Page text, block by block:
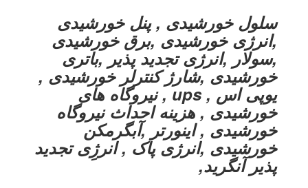
سلول خورشیدی , پنل خورشیدی
,انرژی خورشیدی ,برق خورشیدی
,سولار ,انرژی تجدید پذیر ,باتری
خورشیدی ,شارژ کنترلر خورشیدی ,
یوپی اس , ups , نیروگاه های
خورشیدی , هزینه احداث نیروگاه
خورشیدی , اینورتر ,آبگرمکن
خورشیدی ,انرژی پاک , انرژِی تجدید
پذیر آنگرید,